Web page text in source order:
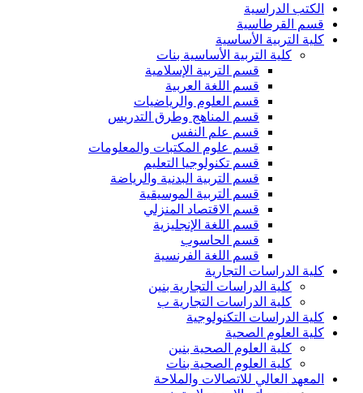
الكتب الدراسية
قسم القرطاسية
كلية التربية الأساسية
كلية التربية الأساسية بنات
قسم التربية الإسلامية
قسم اللغة العربية
قسم العلوم والرياضيات
قسم المناهج وطرق التدريس
قسم علم النفس
قسم علوم المكتبات والمعلومات
قسم تكنولوجيا التعليم
قسم التربية البدنية والرياضة
قسم التربية الموسيقية
قسم الاقتصاد المنزلي
قسم اللغة الإنجليزية
قسم الحاسوب
قسم اللغة الفرنسية
كلية الدراسات التجارية
كلية الدراسات التجارية بنين
كلية الدراسات التجارية ب
كلية الدراسات التكنولوجية
كلية العلوم الصحية
كلية العلوم الصحية بنين
كلية العلوم الصحية بنات
المعهد العالي للاتصالات والملاحة